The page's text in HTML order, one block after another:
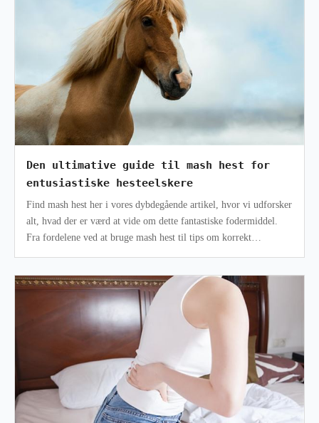
Den ultimative guide til mash hest for
entusiastiske hesteelskere
Find mash hest her i vores dybdegående artikel, hvor vi udforsker
alt, hvad der er værd at vide om dette fantastiske fodermiddel.
Fra fordelene ved at bruge mash hest til tips om korrekt